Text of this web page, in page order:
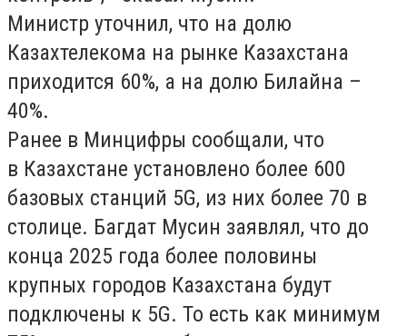
Министр уточнил, что на долю
Казахтелекома на рынке Казахстана
приходится 60%, а на долю Билайна –
40%.
Ранее в Минцифры сообщали, что
в Казахстане установлено более 600
базовых станций 5G, из них более 70 в
столице. Багдат Мусин заявлял, что до
конца 2025 года более половины
крупных городов Казахстана будут
подключены к 5G. То есть как минимум